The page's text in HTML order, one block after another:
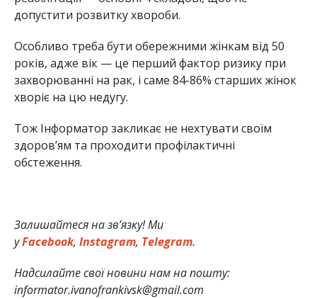
допустити розвитку хвороби.
Особливо треба бути обережними жінкам від 50
років, адже вік — це перший фактор ризику при
захворюванні на рак, і саме 84-86% старших жінок
хворіє на цю недугу.
Тож Інформатор закликає не нехтувати своїм
здоров’ям та проходити профілактичні
обстеження.
Залишайтеся на зв’язку! Ми
уFacebook, Instagram, Telegram.
Надсилайте свої новини нам на пошту:
informator.ivanofrankivsk@gmail.com